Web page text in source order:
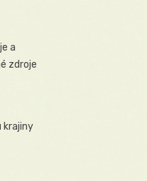
a
zdroje
krajiny